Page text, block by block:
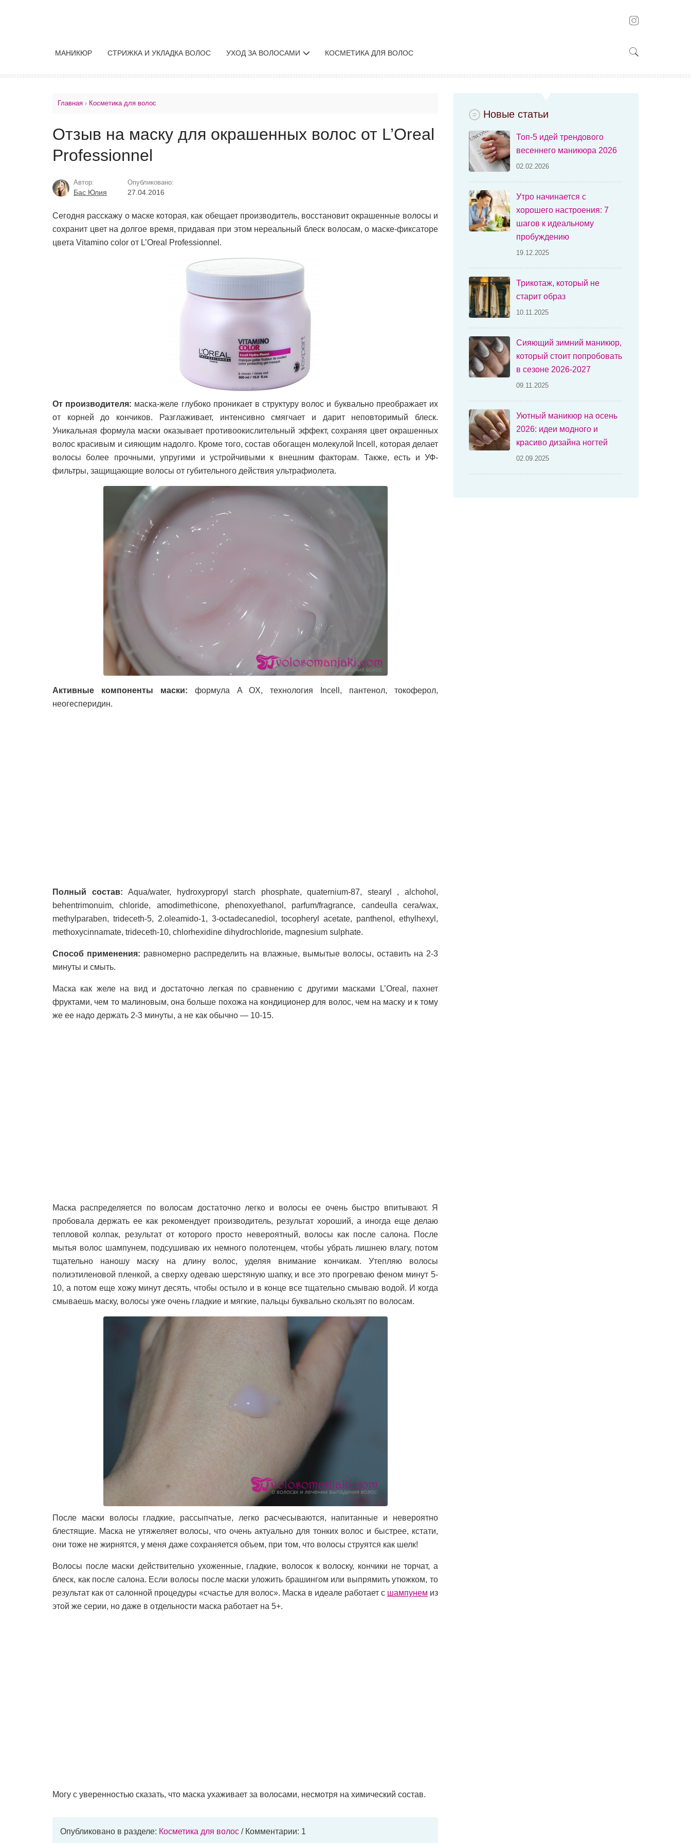
МАНИКЮР СТРИЖКА И УКЛАДКА ВОЛОС УХОД ЗА ВОЛОСАМИ КОСМЕТИКА ДЛЯ ВОЛОС
Главная › Косметика для волос
Отзыв на маску для окрашенных волос от L’Oreal
Professionnel
Автор:
Бас Юлия
Опубликовано:
27.04.2016
Сегодня расскажу о маске которая, как обещает производитель, восстановит окрашенные волосы и
сохранит цвет на долгое время, придавая при этом нереальный блеск волосам, о маске-фиксаторе
цвета Vitamino color от L’Oreal Professionnel.
От производителя: маска-желе глубоко проникает в структуру волос и буквально преображает их
от корней до кончиков. Разглаживает, интенсивно смягчает и дарит неповторимый блеск.
Уникальная формула маски оказывает противоокислительный эффект, сохраняя цвет окрашенных
волос красивым и сияющим надолго. Кроме того, состав обогащен молекулой Incell, которая делает
волосы более прочными, упругими и устройчивыми к внешним факторам. Также, есть и УФ-
фильтры, защищающие волосы от губительного действия ультрафиолета.
Активные компоненты маски: формула A OX, технология Incell, пантенол, токоферол,
неогесперидин.
Полный состав: Aqua/water, hydroxypropyl starch phosphate, quaternium-87, stearyl , alchohol,
behentrimonuim, chloride, amodimethicone, phenoxyethanol, parfum/fragrance, candeulla cera/wax,
methylparaben, trideceth-5, 2.oleamido-1, 3-octadecanediol, tocopheryl acetate, panthenol, ethylhexyl,
methoxycinnamate, trideceth-10, chlorhexidine dihydrochloride, magnesium sulphate.
Способ применения: равномерно распределить на влажные, вымытые волосы, оставить на 2-3
минуты и смыть.
Маска как желе на вид и достаточно легкая по сравнению с другими масками L’Oreal, пахнет
фруктами, чем то малиновым, она больше похожа на кондиционер для волос, чем на маску и к тому
же ее надо держать 2-3 минуты, а не как обычно — 10-15.
Маска распределяется по волосам достаточно легко и волосы ее очень быстро впитывают. Я
пробовала держать ее как рекомендует производитель, результат хороший, а иногда еще делаю
тепловой колпак, результат от которого просто невероятный, волосы как после салона. После
мытья волос шампунем, подсушиваю их немного полотенцем, чтобы убрать лишнею влагу, потом
тщательно наношу маску на длину волос, уделяя внимание кончикам. Утепляю волосы
полиэтиленовой пленкой, а сверху одеваю шерстяную шапку, и все это прогреваю феном минут 5-
10, а потом еще хожу минут десять, чтобы остыло и в конце все тщательно смываю водой. И когда
смываешь маску, волосы уже очень гладкие и мягкие, пальцы буквально скользят по волосам.
После маски волосы гладкие, рассыпчатые, легко расчесываются, напитанные и невероятно
блестящие. Маска не утяжеляет волосы, что очень актуально для тонких волос и быстрее, кстати,
они тоже не жирнятся, у меня даже сохраняется объем, при том, что волосы струятся как шелк!
Волосы после маски действительно ухоженные, гладкие, волосок к волоску, кончики не торчат, а
блеск, как после салона. Если волосы после маски уложить брашингом или выпрямить утюжком, то
результат как от салонной процедуры «счастье для волос». Маска в идеале работает с шампунем из
этой же серии, но даже в отдельности маска работает на 5+.
Могу с уверенностью сказать, что маска ухаживает за волосами, несмотря на химический состав.
Опубликовано в разделе: Косметика для волос / Комментарии: 1
Новые статьи
Топ-5 идей трендового
весеннего маникюра 2026
02.02.2026
Утро начинается с
хорошего настроения: 7
шагов к идеальному
пробуждению
19.12.2025
Трикотаж, который не
старит образ
10.11.2025
Сияющий зимний маникюр,
который стоит попробовать
в сезоне 2026-2027
09.11.2025
Уютный маникюр на осень
2026: идеи модного и
красиво дизайна ногтей
02.09.2025